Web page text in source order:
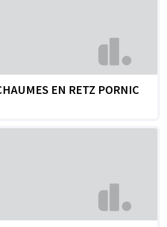
EN RETZ PORNIC